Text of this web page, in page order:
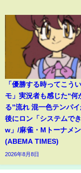
「優勝する時ってこう
モ」実況者も感じた“何
る”流れ 混一色テンパ
後にロン「システムで
w」/麻雀・Mトーナメ
(ABEMA TIMES)
2026年8月8日